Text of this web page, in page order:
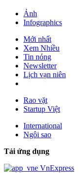
Ảnh
Infographics
Mới nhất
Xem Nhiều
Tin nóng
Newsletter
Lịch vạn niên
Rao vặt
Startup Việt
International
Ngôi sao
Tải ứng dụng
VnExpress